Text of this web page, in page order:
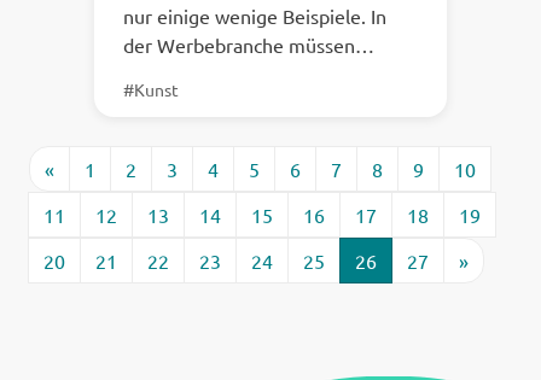
nur einige wenige Beispiele. In
der Werbebranche müssen…
#Kunst
« 1 2 3 4 5 6 7 8 9
10
11
12 13 14 15 16 17 18
19
20
21 22 23 24 25 26 27 »